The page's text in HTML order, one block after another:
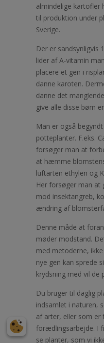
almindelige kartofler
til produktion under
Sverige.
Der er sandsynligvis
lider af A-vitamin
placere et gen i
danne karoten.
danne det
give alle disse børn
Man er også
potteplanter. F.eks.
forsøger man at
at hæmme
luftarten ethylen og
Her forsøger man at
mod insektangreb,
ændring af
Denne måde at
møder modstand.
med metoderne,
nye gen kan sprede
krydsning med vil de
Du bruger til daglig
indsamlet i naturen,
af arter, eller som er
forædlingsarbejde. I
se planter, som vi